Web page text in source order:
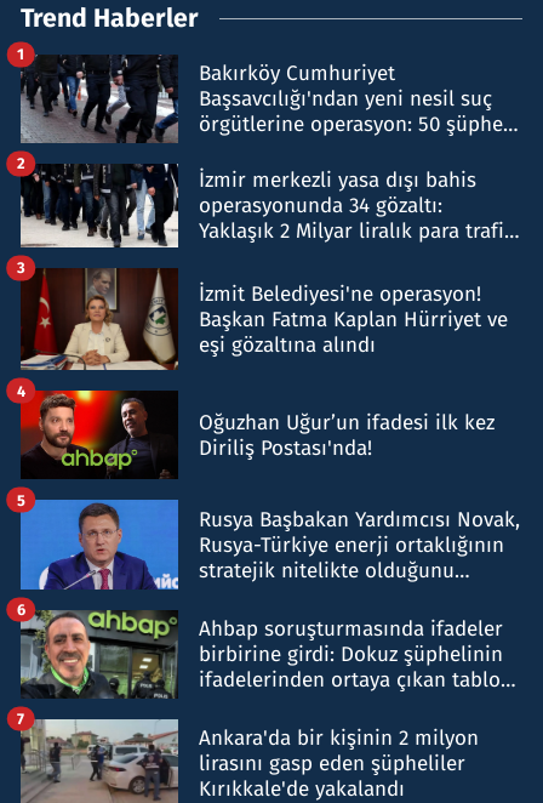
Trend Haberler
Bakırköy Cumhuriyet
Başsavcılığı'ndan yeni nesil suç
örgütlerine operasyon: 50 şüpheli
1
İzmir merkezli yasa dışı bahis
operasyonunda 34 gözaltı:
Yaklaşık 2 Milyar liralık para trafiği
2
İzmit Belediyesi'ne operasyon!
Başkan Fatma Kaplan Hürriyet ve
eşi gözaltına alındı
3
Oğuzhan Uğur’un ifadesi ilk kez
Diriliş Postası'nda!
4
Rusya Başbakan Yardımcısı Novak,
Rusya-Türkiye enerji ortaklığının
stratejik nitelikte olduğunu
5
Ahbap soruşturmasında ifadeler
birbirine girdi: Dokuz şüphelinin
ifadelerinden ortaya çıkan tablo
6
Ankara'da bir kişinin 2 milyon
lirasını gasp eden şüpheliler
Kırıkkale'de yakalandı
7